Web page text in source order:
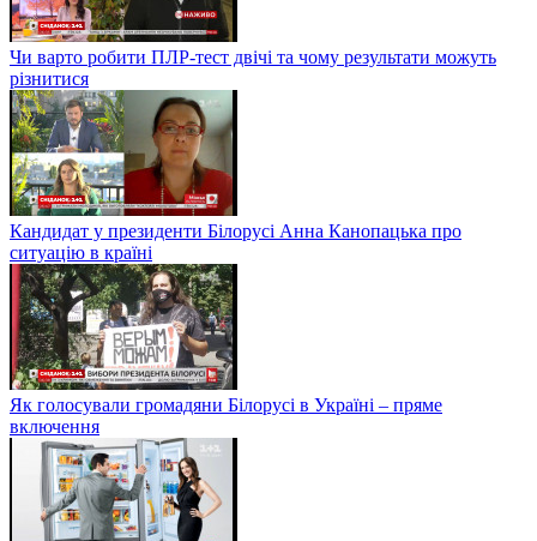
Чи варто робити ПЛР-тест двічі та чому результати можуть
різнитися
Кандидат у президенти Білорусі Анна Канопацька про
ситуацію в країні
Як голосували громадяни Білорусі в Україні – пряме
включення